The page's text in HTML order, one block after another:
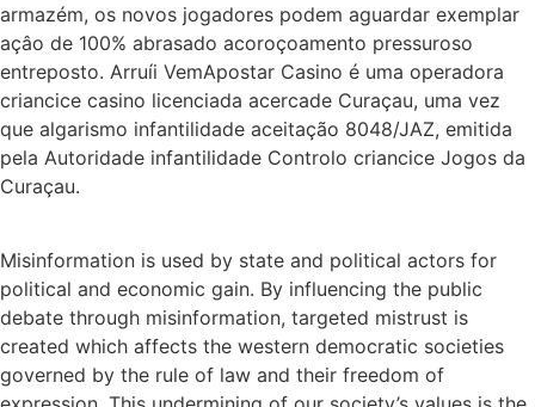
armazém, os novos jogadores podem aguardar exemplar
açâo de 100% abrasado acoroçoamento pressuroso
entreposto. Arruíi VemApostar Casino é uma operadora
criancice casino licenciada acercade Curaçau, uma vez
que algarismo infantilidade aceitação 8048/JAZ, emitida
pela Autoridade infantilidade Controlo criancice Jogos da
Curaçau.
Misinformation is used by state and political actors for
political and economic gain. By influencing the public
debate through misinformation, targeted mistrust is
created which affects the western democratic societies
governed by the rule of law and their freedom of